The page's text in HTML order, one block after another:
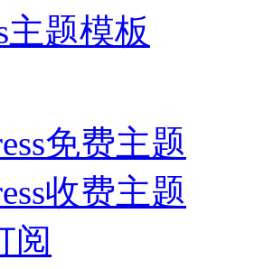
主题模板
免费主题
收费主题
阅